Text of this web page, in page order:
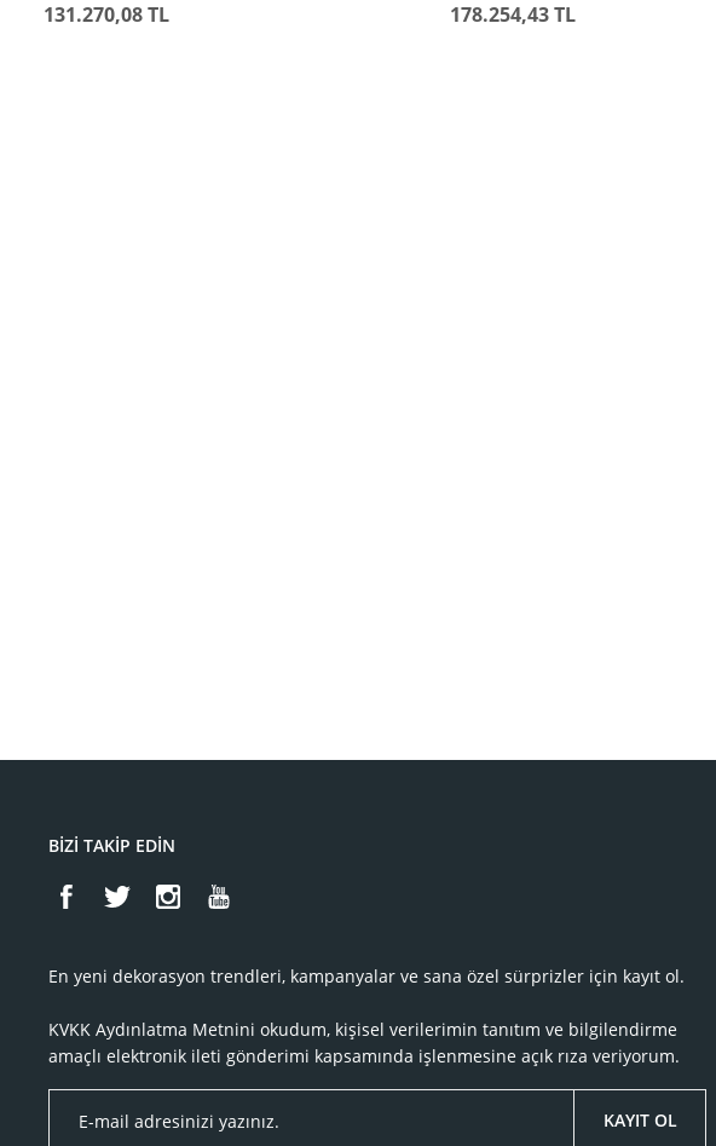
131.270,08 TL 178.254,43 TL
BİZİ TAKİP EDİN
En yeni dekorasyon trendleri, kampanyalar ve sana özel sürprizler için kayıt ol.
KVKK Aydınlatma Metnini okudum, kişisel verilerimin tanıtım ve bilgilendirme
amaçlı elektronik ileti gönderimi kapsamında işlenmesine açık rıza veriyorum.
KAYIT OL